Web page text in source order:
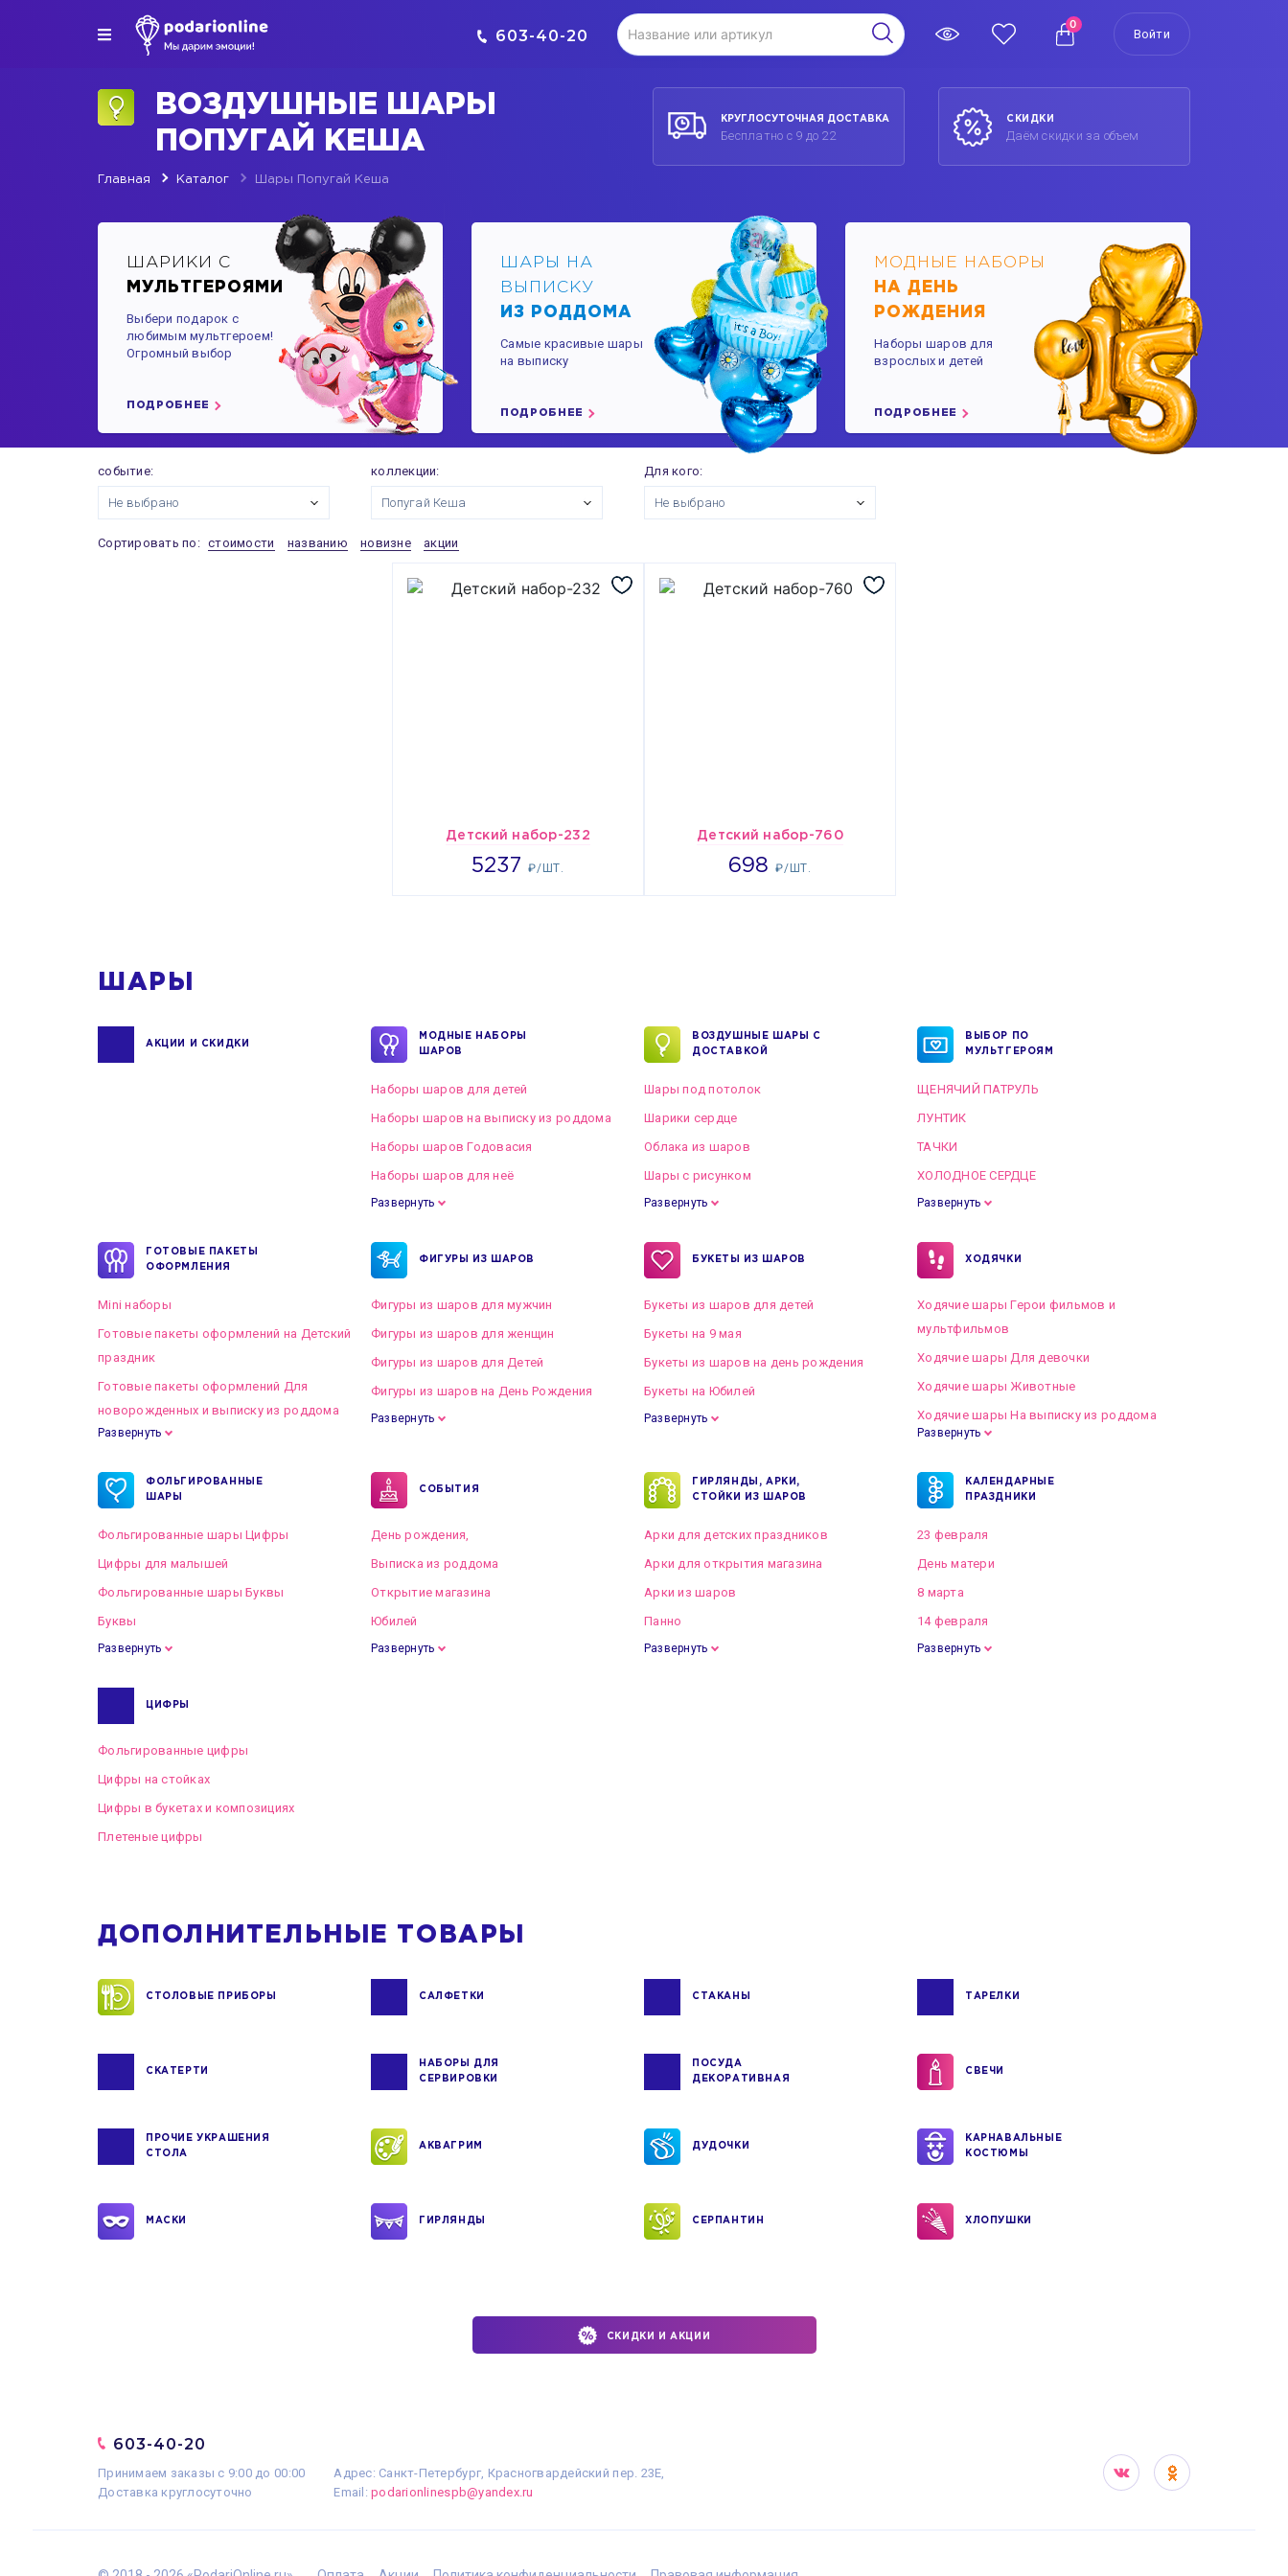
603-40-20
0
Войти
ВОЗДУШНЫЕ ШАРЫ
ПОПУГАЙ КЕША
Главная Каталог Шары Попугай Кеша
КРУГЛОСУТОЧНАЯ ДОСТАВКА
Бесплатно с 9 до 22
СКИДКИ
Даём скидки за объем
ШАРИКИ С
МУЛЬТГЕРОЯМИ
Выбери подарок с
любимым мультгероем!
Огромный выбор
ПОДРОБНЕЕ
ШАРЫ НА
ВЫПИСКУ
ИЗ РОДДОМА
Самые красивые шары
на выписку
ПОДРОБНЕЕ
МОДНЫЕ НАБОРЫ
НА ДЕНЬ
РОЖДЕНИЯ
Наборы шаров для
взрослых и детей
ПОДРОБНЕЕ
событие:
Не выбрано
коллекции:
Попугай Кеша
Для кого:
Не выбрано
Сортировать по: стоимости названию новизне акции
Детский набор-232
5237₽/ШТ.
5237 Детский набор-760
698₽/ШТ.
698
ШАРЫ
АКЦИИ И СКИДКИ
МОДНЫЕ НАБОРЫ
ШАРОВ
Наборы шаров для детей
Наборы шаров на выписку из роддома
Наборы шаров Годовасия
Наборы шаров для неё
Развернуть
ВОЗДУШНЫЕ ШАРЫ С
ДОСТАВКОЙ
Шары под потолок
Шарики сердце
Облака из шаров
Шары с рисунком
Развернуть
ВЫБОР ПО
МУЛЬТГЕРОЯМ
ЩЕНЯЧИЙ ПАТРУЛЬ
ЛУНТИК
ТАЧКИ
ХОЛОДНОЕ СЕРДЦЕ
Развернуть
ГОТОВЫЕ ПАКЕТЫ
ОФОРМЛЕНИЯ
Mini наборы
Готовые пакеты оформлений на Детский
праздник
Готовые пакеты оформлений Для
новорожденных и выписку из роддома
Готовые пакеты оформлений на Свадьбу
Развернуть
ФИГУРЫ ИЗ ШАРОВ
Фигуры из шаров для мужчин
Фигуры из шаров для женщин
Фигуры из шаров для Детей
Фигуры из шаров на День Рождения
Развернуть
БУКЕТЫ ИЗ ШАРОВ
Букеты из шаров для детей
Букеты на 9 мая
Букеты из шаров на день рождения
Букеты на Юбилей
Развернуть
ХОДЯЧКИ
Ходячие шары Герои фильмов и
мультфильмов
Ходячие шары Для девочки
Ходячие шары Животные
Ходячие шары На выписку из роддома
Развернуть
ФОЛЬГИРОВАННЫЕ
ШАРЫ
Фольгированные шары Цифры
Цифры для малышей
Фольгированные шары Буквы
Буквы
Развернуть
СОБЫТИЯ
День рождения,
Выписка из роддома
Открытие магазина
Юбилей
Развернуть
ГИРЛЯНДЫ, АРКИ,
СТОЙКИ ИЗ ШАРОВ
Арки для детских праздников
Арки для открытия магазина
Арки из шаров
Панно
Развернуть
КАЛЕНДАРНЫЕ
ПРАЗДНИКИ
23 февраля
День матери
8 марта
14 февраля
Развернуть
ЦИФРЫ
Фольгированные цифры
Цифры на стойках
Цифры в букетах и композициях
Плетеные цифры
ДОПОЛНИТЕЛЬНЫЕ ТОВАРЫ
СТОЛОВЫЕ ПРИБОРЫ САЛФЕТКИ СТАКАНЫ ТАРЕЛКИ
СКАТЕРТИ
НАБОРЫ ДЛЯ
СЕРВИРОВКИ
ПОСУДА
ДЕКОРАТИВНАЯ
СВЕЧИ
ПРОЧИЕ УКРАШЕНИЯ
СТОЛА
АКВАГРИМ ДУДОЧКИ
КАРНАВАЛЬНЫЕ
КОСТЮМЫ
МАСКИ ГИРЛЯНДЫ СЕРПАНТИН ХЛОПУШКИ
СКИДКИ И АКЦИИ
603-40-20
Принимаем заказы с 9:00 до 00:00
Доставка круглосуточно
Адрес: Санкт-Петербург, Красногвардейский пер. 23Е,
Email:podarionlinespb@yandex.ru